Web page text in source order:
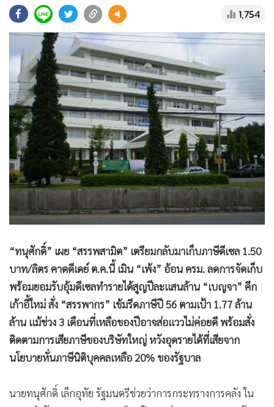
• ผู้จัดกวน
• Good health & Well-being
Green Innovation & SD
Management & HR
• MGR Live
• Infographic
• การเมือง
• ท่องเที่ยว
• กีฬา
• ต่างประเทศ
Special Scoop
เศรษฐกิจ-ธุรกิจ
ชุมชน-คุณภาพชีวิต
• อาชญากรรม
Motoring
•
• วิทยาศาสตร์
• SMEs
• อินโดจีน
1,754
“ทนุศักดิ์” เผย “สรรพสามิต” เตรียมกลับมาเก็บภาษีดีเซล 1.50
บาท/ลิตร คาดดีเดย์ ต.ค.นี้ เมิน “เพ้ง” อ้อน ครม. ลดการจัดเก็บ
พร้อมยอมรับอุ้มดีเซลทำรายได้สูญปีละแสนล้าน “เบญจา” คึก
เก้าอี้ใหม่ สั่ง “สรรพากร” เข้มรีดภาษีปี 56 ตามเป้า 1.77 ล้าน
ล้าน แม้ช่วง 3 เดือนที่เหลือของปีอาจส่อแววไม่ค่อยดี พร้อมสั่ง
ติดตามการเสียภาษีของบริษัทใหญ่ หวังอุดรายได้ที่เสียจาก
นโยบายหั่นภาษีนิติบุคคลเหลือ 20% ของรัฐบาล
นายทนุศักดิ์ เล็กอุทัย รัฐมนตรีช่วยว่าการกระทรางการคลัง ใน